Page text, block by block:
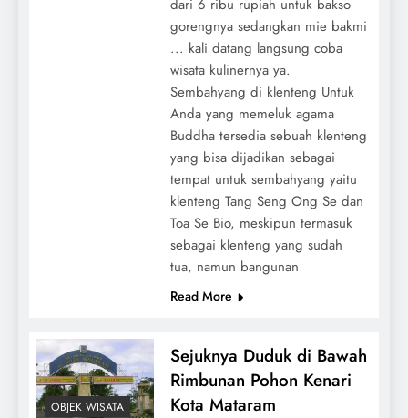
dari 6 ribu rupiah untuk bakso
gorengnya sedangkan mie bakmi
... kali datang langsung coba
wisata kulinernya ya.
Sembahyang di klenteng Untuk
Anda yang memeluk agama
Buddha tersedia sebuah klenteng
yang bisa dijadikan sebagai
tempat untuk sembahyang yaitu
klenteng Tang Seng Ong Se dan
Toa Se Bio, meskipun termasuk
sebagai klenteng yang sudah
tua, namun bangunan
Read More
OBJEK WISATA
Sejuknya Duduk di Bawah
Rimbunan Pohon Kenari
Kota Mataram